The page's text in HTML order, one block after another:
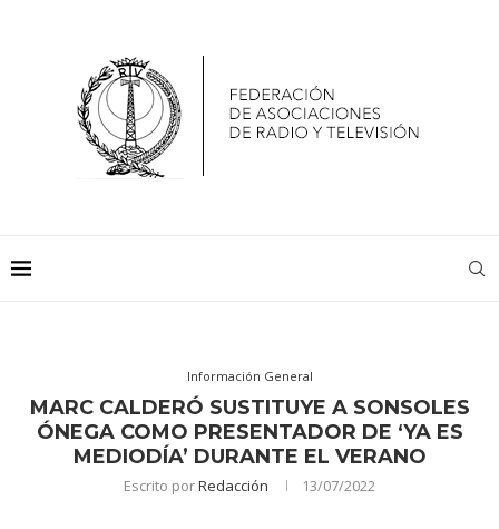
Información General
MARC CALDERÓ SUSTITUYE A SONSOLES
ÓNEGA COMO PRESENTADOR DE ‘YA ES
MEDIODÍA’ DURANTE EL VERANO
Escrito porRedacción 13/07/2022